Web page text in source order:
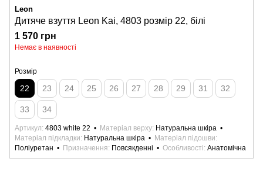
Leon
Дитяче взуття Leon Kai, 4803 розмір 22, білі
1 570 грн
Немає в наявності
Розмір
22 23 24 25 26 27 28 29 31 32
33 34
Артикул 4803 white 22 Матеріал верху Натуральна шкіра
Матеріал підкладки
Натуральна шкіра
Матеріал підошви
Поліуретан
Призначення Повсякденні Особливості Анатомічна